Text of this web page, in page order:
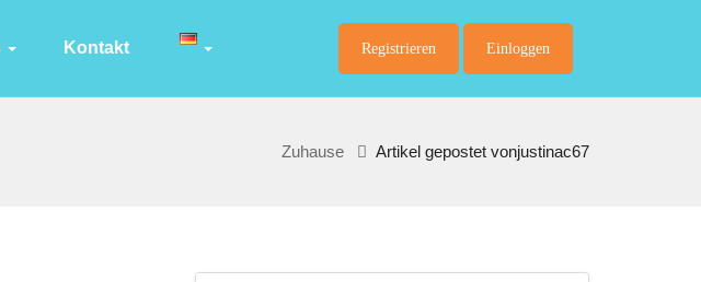
Kontakt Registrieren Einloggen
Zuhause Artikel gepostet vonjustinac67